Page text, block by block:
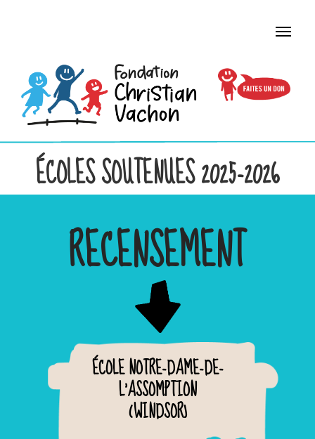
ÉCOLES SOUTENUES 2025-2026
RECENSEMENT
ÉCOLE NOTRE-DAME-DE-
L'ASSOMPTION
(WINDSOR)